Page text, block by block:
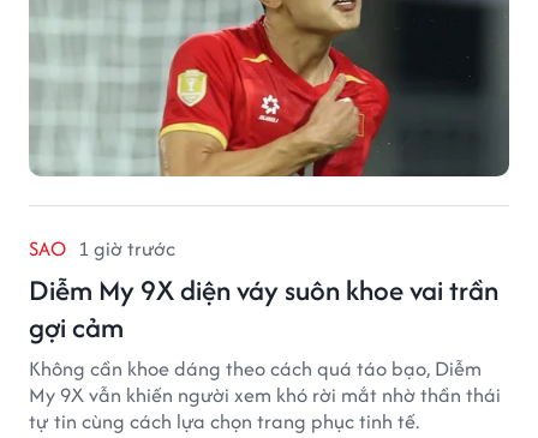
SAO 1 giờ trước
Diễm My 9X diện váy suôn khoe vai trần
gợi cảm
Không cần khoe dáng theo cách quá táo bạo, Diễm
My 9X vẫn khiến người xem khó rời mắt nhờ thần thái
tự tin cùng cách lựa chọn trang phục tinh tế.